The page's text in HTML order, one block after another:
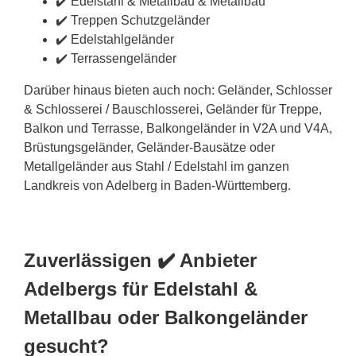
✔️ Treppen Schutzgeländer
✔️ Edelstahlgeländer
✔️ Terrassengeländer
Darüber hinaus bieten auch noch: Geländer, Schlosser
& Schlosserei / Bauschlosserei, Geländer für Treppe,
Balkon und Terrasse, Balkongeländer in V2A und V4A,
Brüstungsgeländer, Geländer-Bausätze oder
Metallgeländer aus Stahl / Edelstahl im ganzen
Landkreis von Adelberg in Baden-Württemberg.
Zuverlässigen ✔️ Anbieter
Adelbergs für Edelstahl &
Metallbau oder Balkongeländer
gesucht?